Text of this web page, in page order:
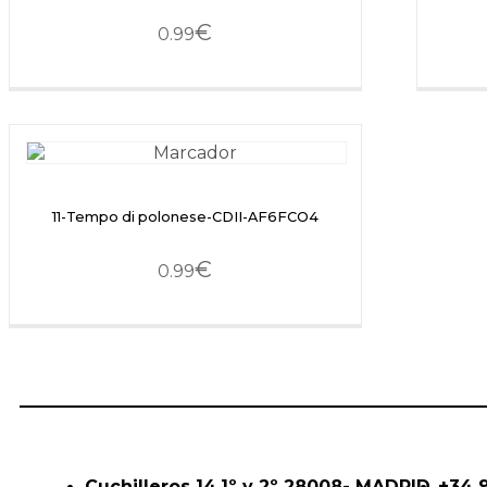
0.99€
11-Tempo di polonese-CDII-AF6FCO4
0.99€